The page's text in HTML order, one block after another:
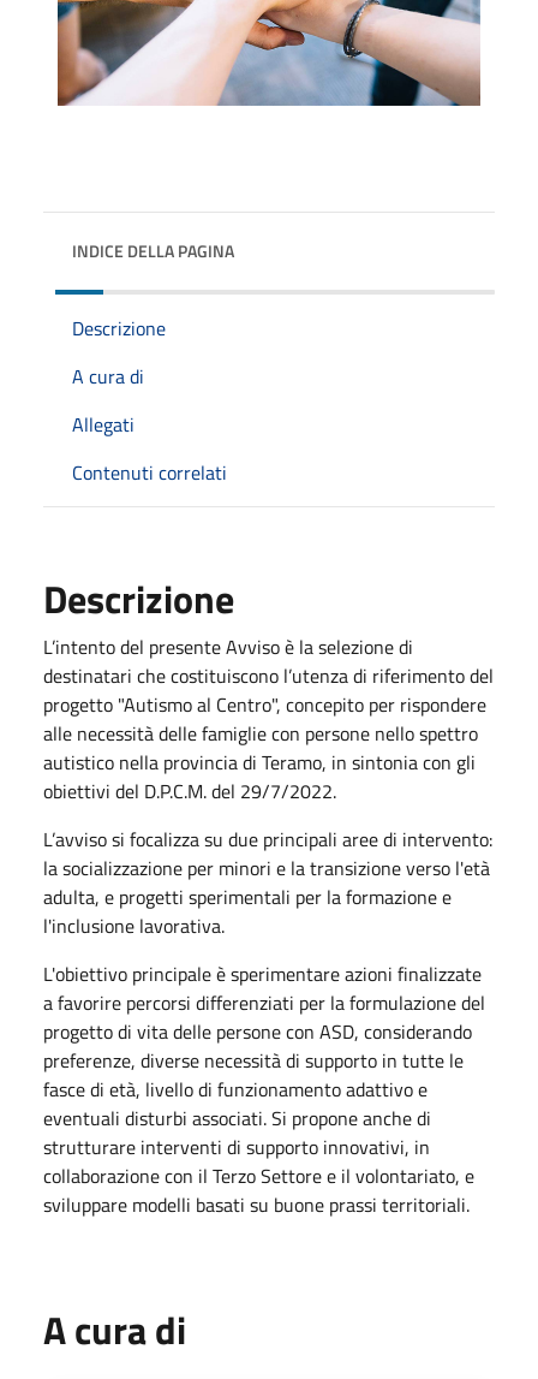
INDICE DELLA PAGINA
Descrizione
A cura di
Allegati
Contenuti correlati
Descrizione
L’intento del presente Avviso è la selezione di
destinatari che costituiscono l’utenza di riferimento del
progetto "Autismo al Centro", concepito per rispondere
alle necessità delle famiglie con persone nello spettro
autistico nella provincia di Teramo, in sintonia con gli
obiettivi del D.P.C.M. del 29/7/2022.
L’avviso si focalizza su due principali aree di intervento:
la socializzazione per minori e la transizione verso l'età
adulta, e progetti sperimentali per la formazione e
l'inclusione lavorativa.
L'obiettivo principale è sperimentare azioni finalizzate
a favorire percorsi differenziati per la formulazione del
progetto di vita delle persone con ASD, considerando
preferenze, diverse necessità di supporto in tutte le
fasce di età, livello di funzionamento adattivo e
eventuali disturbi associati. Si propone anche di
strutturare interventi di supporto innovativi, in
collaborazione con il Terzo Settore e il volontariato, e
sviluppare modelli basati su buone prassi territoriali.
A cura di